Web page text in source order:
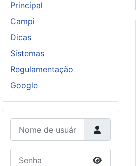
Principal
Campi
Dicas
Sistemas
Regulamentação
Google
Nome de usuário